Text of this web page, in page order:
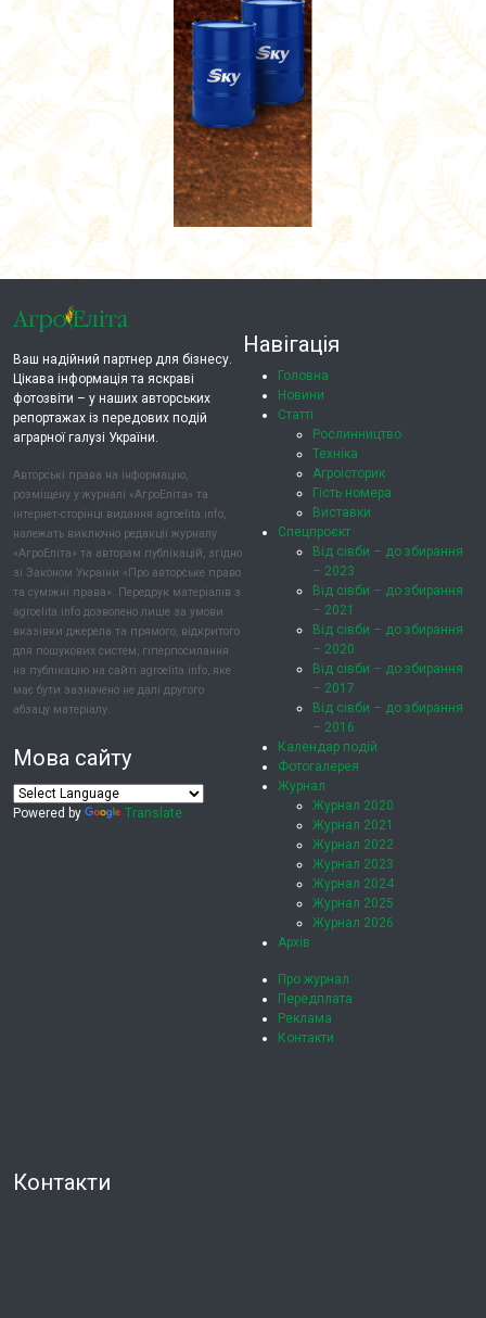
Ваш надійний партнер для бізнесу.
Цікава інформація та яскраві
фотозвіти – у наших авторських
репортажах із передових подій
аграрної галузі України.
Авторські права на інформацію,
розміщену у журналі «АгроЕліта» та
інтернет-сторінці видання agroelita.info,
належать виключно редакції журналу
«АгроЕліта» та авторам публікацій, згідно
зі Законом України «Про авторське право
та суміжні права». Передрук матеріалів з
agroelita.info дозволено лише за умови
вказівки джерела та прямого, відкритого
для пошукових систем, гіперпосилання
на публікацію на сайті agroelita.info, яке
має бути зазначено не далі другого
абзацу матеріалу.
Мова сайту
Powered by Translate
Навігація
Головна
Новини
Статті
Рослинництво
Техніка
Агроісторик
Гість номера
Виставки
Спецпроєкт
Від сівби – до збирання
– 2023
Від сівби – до збирання
– 2021
Від сівби – до збирання
– 2020
Від сівби – до збирання
– 2017
Від сівби – до збирання
– 2016
Календар подій
Фотогалерея
Журнал
Журнал 2020
Журнал 2021
Журнал 2022
Журнал 2023
Журнал 2024
Журнал 2025
Журнал 2026
Архів
Про журнал
Передплата
Реклама
Контакти
Контакти